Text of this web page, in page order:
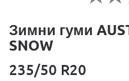
Зимни гуми
SNOW
235/50 R20